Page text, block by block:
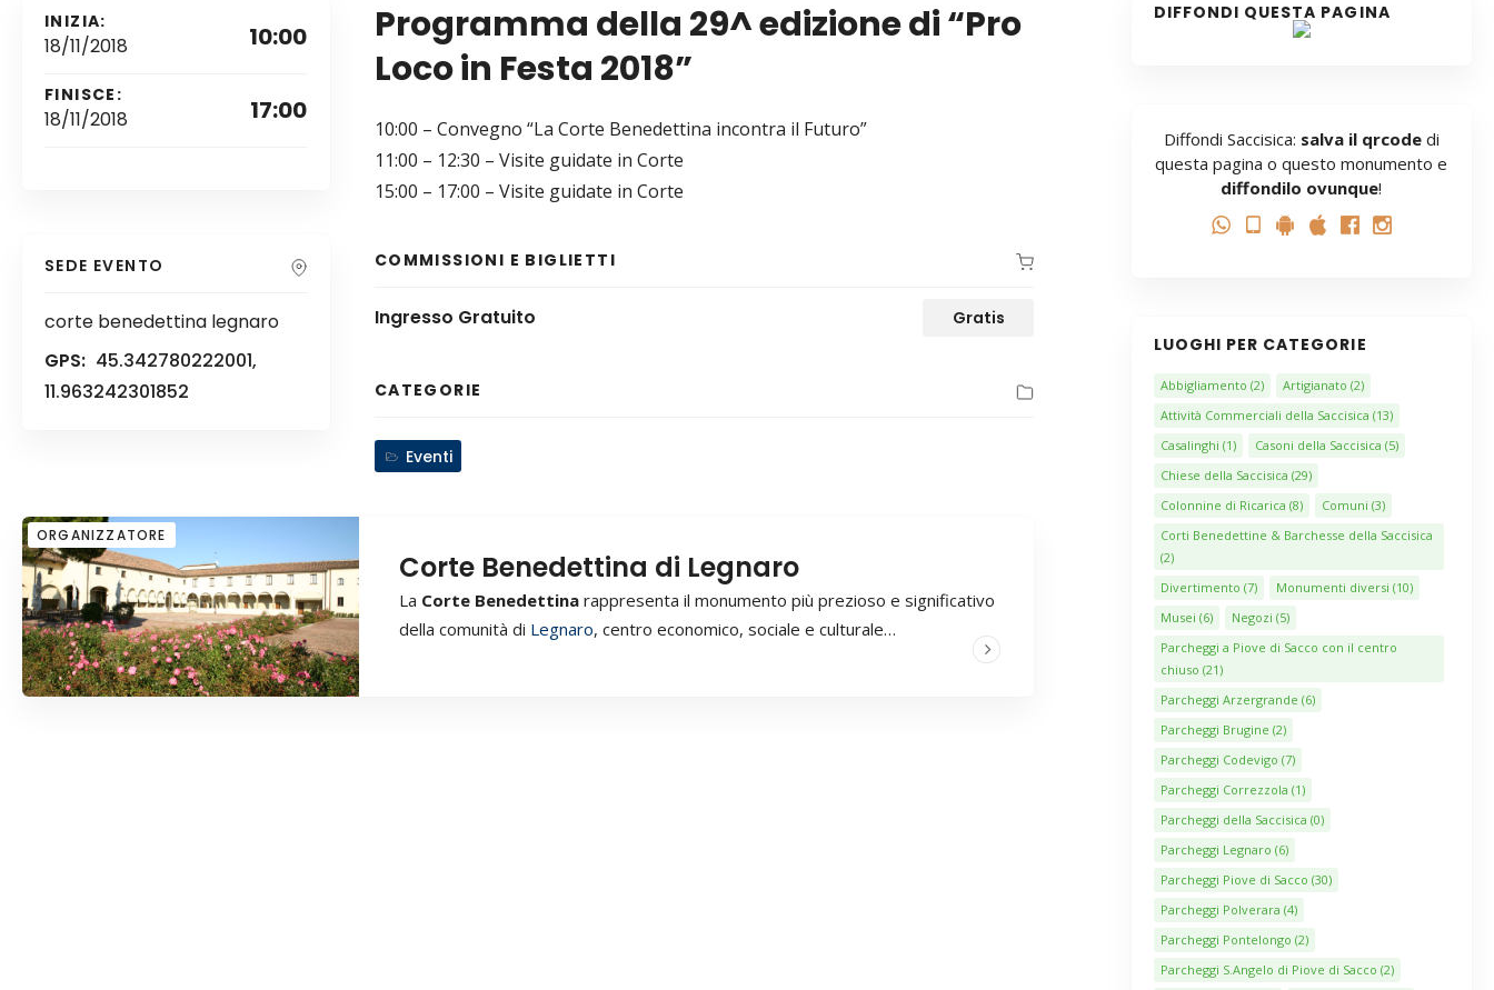
INIZIA:
18/11/2018 10:00
FINISCE:
18/11/2018 17:00
SEDE EVENTO
corte benedettina legnaro
GPS: 45.342780222001,
11.963242301852
Programma della 29^ edizione di “Pro
Loco in Festa 2018”
10:00 – Convegno “La Corte Benedettina incontra il Futuro”
11:00 – 12:30 – Visite guidate in Corte
15:00 – 17:00 – Visite guidate in Corte
COMMISSIONI E BIGLIETTI
Ingresso Gratuito Gratis
CATEGORIE
Eventi
ORGANIZZATORE
Corte Benedettina di Legnaro
La Corte Benedettina rappresenta il monumento più prezioso e significativo
della comunità di Legnaro, centro economico, sociale e culturale…
DIFFONDI QUESTA PAGINA
Diffondi Saccisica: salva il qrcodedi
questa pagina o questo monumento e
diffondilo ovunque!
LUOGHI PER CATEGORIE
Abbigliamento (2) Artigianato (2)
Attività Commerciali della Saccisica (13)
Casalinghi (1) Casoni della Saccisica (5)
Chiese della Saccisica (29)
Colonnine di Ricarica (8) Comuni (3)
Corti Benedettine & Barchesse della Saccisica
(2)
Divertimento (7) Monumenti diversi (10)
Musei (6) Negozi (5)
Parcheggi a Piove di Sacco con il centro
chiuso (21)
Parcheggi Arzergrande (6)
Parcheggi Brugine (2)
Parcheggi Codevigo (7)
Parcheggi Correzzola (1)
Parcheggi della Saccisica (0)
Parcheggi Legnaro (6)
Parcheggi Piove di Sacco (30)
Parcheggi Polverara (4)
Parcheggi Pontelongo (2)
Parcheggi S.Angelo di Piove di Sacco (2)